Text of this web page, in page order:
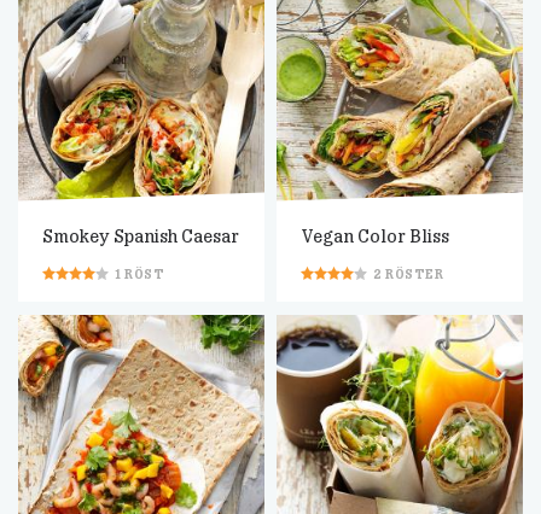
Smokey Spanish Caesar
1 RÖST
Vegan Color Bliss
2 RÖSTER